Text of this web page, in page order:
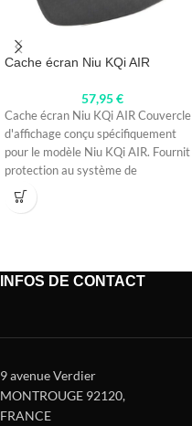
Cache écran Niu KQi AIR
57,95€
Cache écran Niu KQi AIR Couvercle
d'affichage conçu spécifiquement
pour le modèle Niu KQi AIR. Fournit
protection au système de
INFOS DE CONTACT
9 avenue Verdier
MONTROUGE 92120,
FRANCE